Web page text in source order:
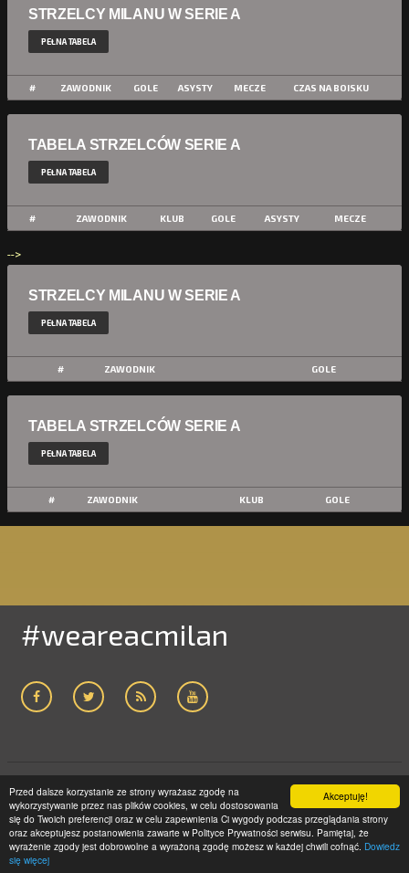
Akceptuję!
Przed dalsze korzystanie ze strony wyrażasz zgodę na
wykorzystywanie przez nas plików cookies, w celu dostosowania
się do Twoich preferencji oraz w celu zapewnienia Ci wygody podczas przeglądania strony
oraz akceptujesz postanowienia zawarte w Polityce Prywatności serwisu. Pamiętaj, że
wyrażenie zgody jest dobrowolne a wyrażoną zgodę możesz w każdej chwili cofnąć. Dowiedz
się więcej
STRZELCY MILANU W SERIE A
PEŁNA TABELA
# ZAWODNIK GOLE ASYSTY MECZE CZAS NA BOISKU
TABELA STRZELCÓW SERIE A
PEŁNA TABELA
# ZAWODNIK KLUB GOLE ASYSTY MECZE
-->
STRZELCY MILANU W SERIE A
PEŁNA TABELA
# ZAWODNIK GOLE
TABELA STRZELCÓW SERIE A
PEŁNA TABELA
# ZAWODNIK KLUB GOLE
#weareacmilan
ACMILAN24.COM2005-2019 | WSZELKIE PRAWA ZASTRZEŻONE
STRONA GŁÓWNA POLITYKA PRYWATNOŚCI KONTAKT
LICEUM GNIEZNO